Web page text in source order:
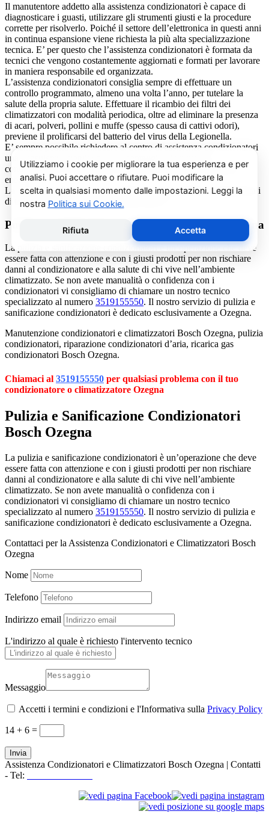
Il manutentore addetto alla assistenza condizionatori è capace di
diagnosticare i guasti, utilizzare gli strumenti giusti e la procedure
corrette per risolverlo. Poiché il settore dell’elettronica in questi anni
in continua espansione viene richiesta la più alta specializzazione
tecnica. E’ per questo che l’assistenza condizionatori è formata da
tecnici che vengono costantemente aggiornati e formati per lavorare
in maniera responsabile ed organizzata.
L’assistenza condizionatori consiglia sempre di effettuare un
controllo programmato, almeno una volta l’anno, per tutelare la
salute della propria salute. Effettuare il ricambio dei filtri dei
climatizzatori con modalità periodica, oltre ad eliminare la presenza
di acari, polveri, pollini e muffe (spesso causa di cattivi odori),
previene il prolificarsi del batterio del virus della Legionella.
E’ sempre possibile richiedere al centro di assistenza condizionatori
una consulenza gratuita per un montaggio di un nuovo
condizionatore o sulle ultime normative in materia di risparmio
energetico.
La salute e il benessere sono quindi essere gli obiettivi fondamentali
di un addetto alla assistenza condizionatori.
Pulizia e Sanificazione Condizionatori Bosch Ozegna
La pulizia e sanificazione condizionatori è un’operazione che deve
essere fatta con attenzione e con i giusti prodotti per non rischiare
danni al condizionatore e alla salute di chi vive nell’ambiente
climatizzato. Se non avete manualità o confidenza con i
condizionatori vi consigliamo di chiamare un nostro tecnico
specializzato al numero 3519155550. Il nostro servizio di pulizia e
sanificazione condizionatori è dedicato esclusivamente a Ozegna.
Manutenzione condizionatori e climatizzatori Bosch Ozegna, pulizia
condizionatori, riparazione condizionatori d’aria, ricarica gas
condizionatori Bosch Ozegna.
Chiamaci al 3519155550 per qualsiasi problema con il tuo
condizionatore o climatizzatore Ozegna
Pulizia e Sanificazione Condizionatori
Bosch Ozegna
La pulizia e sanificazione condizionatori è un’operazione che deve
essere fatta con attenzione e con i giusti prodotti per non rischiare
danni al condizionatore e alla salute di chi vive nell’ambiente
climatizzato. Se non avete manualità o confidenza con i
condizionatori vi consigliamo di chiamare un nostro tecnico
specializzato al numero 3519155550. Il nostro servizio di pulizia e
sanificazione condizionatori è dedicato esclusivamente a Ozegna.
Contattaci per la Assistenza Condizionatori e Climatizzatori Bosch
Ozegna
Nome
Telefono
Indirizzo email
L'indirizzo al quale è richiesto l'intervento tecnico
Messaggio
Accetti i termini e condizioni e l'Informativa sulla Privacy Policy
14 + 6 =
Invia
Assistenza Condizionatori e Climatizzatori Bosch Ozegna | Contatti
- Tel: